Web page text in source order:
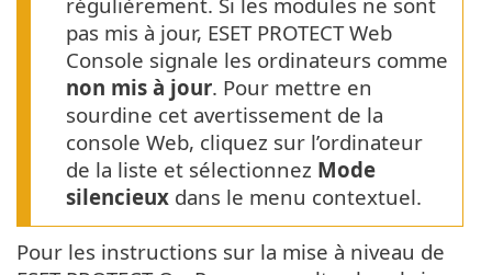
pas mis à jour, ESET PROTECT Web
Console signale les ordinateurs comme
non mis à jour. Pour mettre en
sourdine cet avertissement de la
console Web, cliquez sur l’ordinateur
de la liste et sélectionnez Mode
silencieux dans le menu contextuel.
Pour les instructions sur la mise à niveau de